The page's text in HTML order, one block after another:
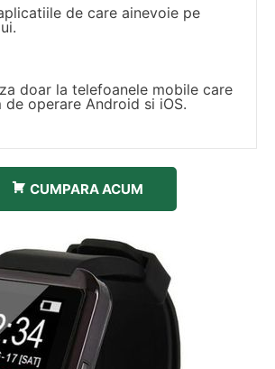
de care ainevoie pe
doar la telefoanele mobile care
de operare Android si iOS.
CUMPARA ACUM